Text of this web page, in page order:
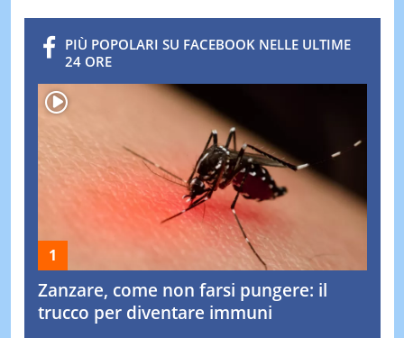
PIÙ POPOLARI SU FACEBOOK NELLE ULTIME
24 ORE
Zanzare, come non farsi pungere: il
trucco per diventare immuni